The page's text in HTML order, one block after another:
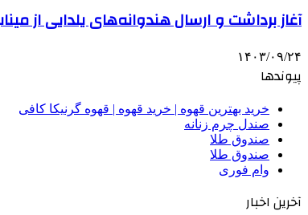
آغاز برداشت و ارسال هندوانه‌های یلدایی از
۱۴۰۳/۰۹/۲۴
پیوندها
خرید بهترین قهوه | خرید قهوه | قهوه گرنیکا کافی
صندل چرم زنانه
صندوق طلا
صندوق طلا
وام فوری
آخرین اخبار